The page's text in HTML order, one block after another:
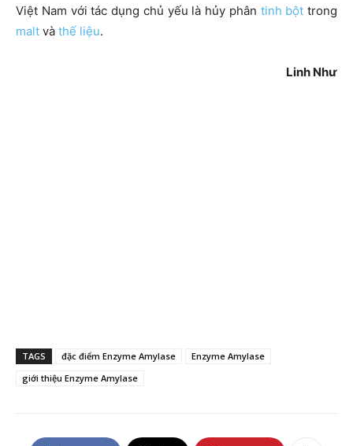
Việt Nam với tác dụng chủ yếu là hủy phân tinh bột trong
malt và thế liệu.
Linh Như
TAGS đặc điểm Enzyme Amylase
Enzyme Amylase
giới thiệu Enzyme Amylase